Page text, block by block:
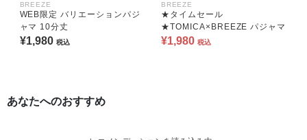
BREEZE
WEB限定 バリエーションパジ
ャマ 10分丈
¥1,980 税込
BREEZE
★タイムセール
★TOMICA×BREEZE パジャマ
¥1,980 税込
あなたへのおすすめ